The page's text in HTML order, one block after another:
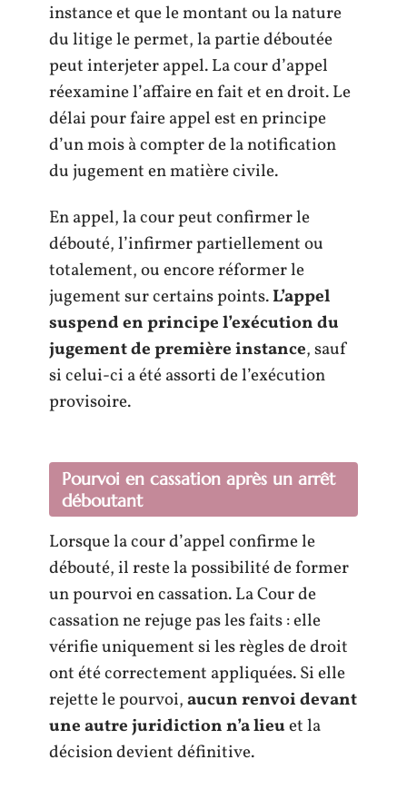
instance et que le montant ou la nature
du litige le permet, la partie déboutée
peut interjeter appel. La cour d’appel
réexamine l’affaire en fait et en droit. Le
délai pour faire appel est en principe
d’un mois à compter de la notification
du jugement en matière civile.
En appel, la cour peut confirmer le
débouté, l’infirmer partiellement ou
totalement, ou encore réformer le
jugement sur certains points.L’appel
suspend en principe l’exécution du
jugement de première instance, sauf
si celui-ci a été assorti de l’exécution
provisoire.
Pourvoi en cassation après un arrêt
déboutant
Lorsque la cour d’appel confirme le
débouté, il reste la possibilité de former
un pourvoi en cassation. La Cour de
cassation ne rejuge pas les faits : elle
vérifie uniquement si les règles de droit
ont été correctement appliquées. Si elle
rejette le pourvoi,aucun renvoi devant
une autre juridiction n’a lieuet la
décision devient définitive.